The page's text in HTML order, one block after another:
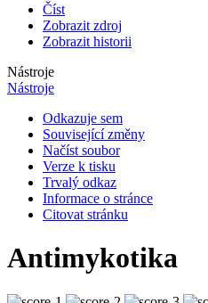
Číst
Zobrazit zdroj
Zobrazit historii
Nástroje
Nástroje
Odkazuje sem
Související změny
Načíst soubor
Verze k tisku
Trvalý odkaz
Informace o stránce
Citovat stránku
Antimykotika